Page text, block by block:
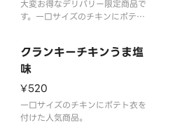
大変お得なデリバリー限定商品で
す。一口サイズのチキンにポテト
クランキーチキンうま塩
味
¥520
一口サイズのチキンにポテト衣を
付けた人気商品。